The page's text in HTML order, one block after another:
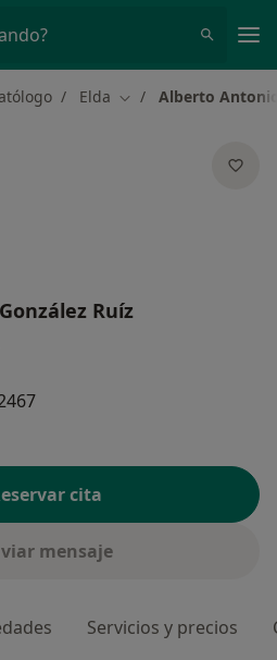
Elda Cambiar de ciudad
Alberto
Ruíz
cita
mensaje
Servicios y precios